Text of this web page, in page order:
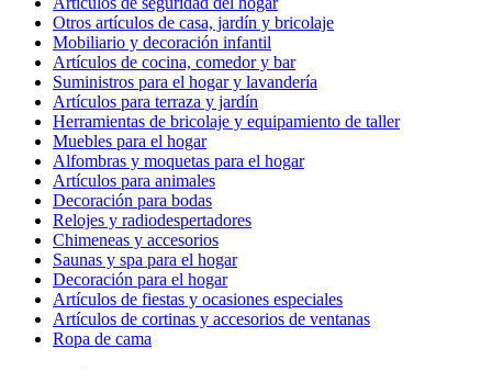
Otros artículos de casa, jardín y bricolaje
Mobiliario y decoración infantil
Artículos de cocina, comedor y bar
Suministros para el hogar y lavandería
Artículos para terraza y jardín
Herramientas de bricolaje y equipamiento de taller
Muebles para el hogar
Alfombras y moquetas para el hogar
Artículos para animales
Decoración para bodas
Relojes y radiodespertadores
Chimeneas y accesorios
Saunas y spa para el hogar
Decoración para el hogar
Artículos de fiestas y ocasiones especiales
Artículos de cortinas y accesorios de ventanas
Ropa de cama